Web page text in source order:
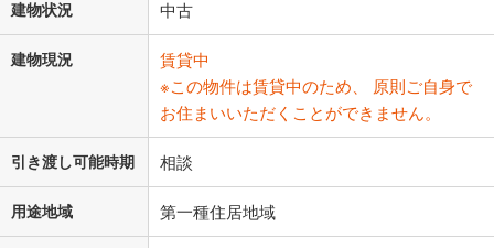
建物状況 中古
建物現況
賃貸中
※この物件は賃貸中のため、 原則ご自身で
お住まいいただくことができません。
引き渡し可能時期 相談
用途地域 第一種住居地域